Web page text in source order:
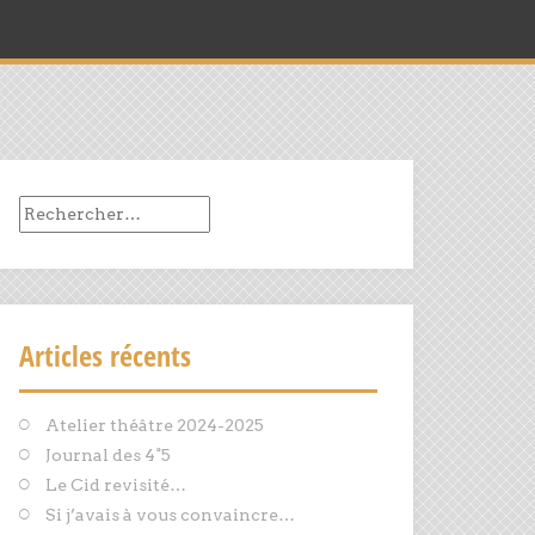
Rechercher :
Articles récents
Atelier théâtre 2024-2025
Journal des 4°5
Le Cid revisité…
Si j’avais à vous convaincre…